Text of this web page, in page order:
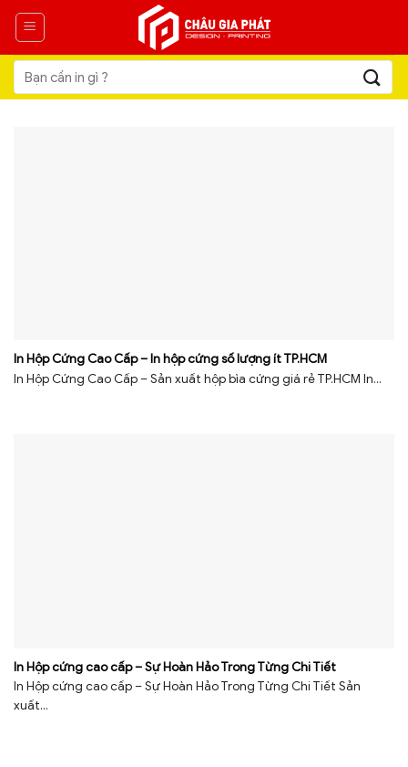
Skip
content
Tìm
kiếm:
In Hộp Cứng Cao Cấp – In hộp cứng số lượng ít TP.HCM
In Hộp Cứng Cao Cấp – Sản xuất hộp bìa cứng giá rẻ TP.HCM In...
In Hộp cứng cao cấp – Sự Hoàn Hảo Trong Từng Chi Tiết
In Hộp cứng cao cấp – Sự Hoàn Hảo Trong Từng Chi Tiết Sản
xuất...